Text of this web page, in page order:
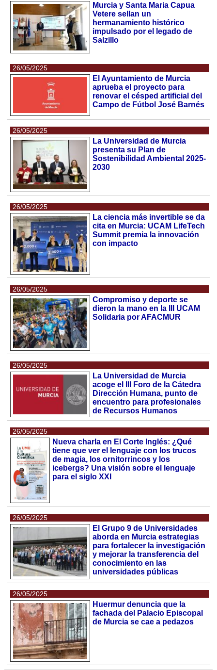
Murcia y Santa Maria Capua
Vetere sellan un
hermanamiento histórico
impulsado por el legado de
Salzillo
26/05/2025
El Ayuntamiento de Murcia
aprueba el proyecto para
renovar el césped artificial del
Campo de Fútbol José Barnés
26/05/2025
La Universidad de Murcia
presenta su Plan de
Sostenibilidad Ambiental 2025-
2030
26/05/2025
La ciencia más invertible se da
cita en Murcia: UCAM LifeTech
Summit premia la innovación
con impacto
26/05/2025
Compromiso y deporte se
dieron la mano en la III UCAM
Solidaria por AFACMUR
26/05/2025
La Universidad de Murcia
acoge el III Foro de la Cátedra
Dirección Humana, punto de
encuentro para profesionales
de Recursos Humanos
26/05/2025
Nueva charla en El Corte Inglés: ¿Qué
tiene que ver el lenguaje con los trucos
de magia, los ornitorrincos y los
icebergs? Una visión sobre el lenguaje
para el siglo XXI
26/05/2025
El Grupo 9 de Universidades
aborda en Murcia estrategias
para fortalecer la investigación
y mejorar la transferencia del
conocimiento en las
universidades públicas
26/05/2025
Huermur denuncia que la
fachada del Palacio Episcopal
de Murcia se cae a pedazos